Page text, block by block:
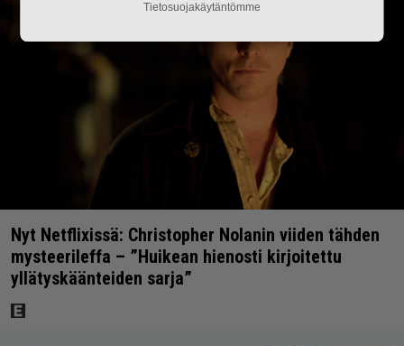
Nyt Netflixissä: Christopher Nolanin viiden tähden
mysteerileffa – ”Huikean hienosti kirjoitettu
yllätyskäänteiden sarja”
Tietosuojakäytäntömme